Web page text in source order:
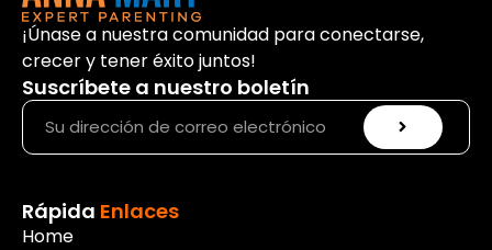
¡Únase a nuestra comunidad para conectarse,
crecer y tener éxito juntos!
Suscríbete a nuestro boletín
Rápida Enlaces
Home